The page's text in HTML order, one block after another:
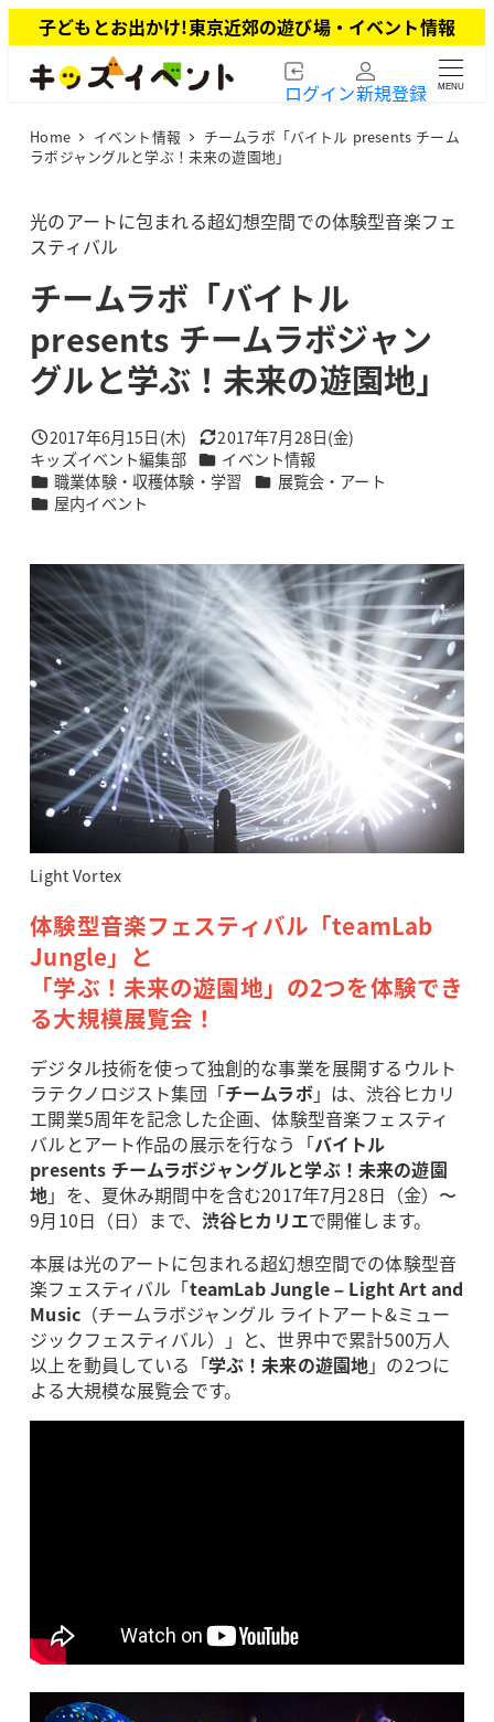
イ
子どもとお出かけ!東京近郊の遊び場・イベント情報
ログイン新規登録 MENU
Home イベント情報
チームラボ「バイトル presents チーム
ラボジャングルと学ぶ！未来の遊園地」
光のアートに包まれる超幻想空間での体験型音楽フェ
スティバル
チームラボ「バイトル
presents チームラボジャン
グルと学ぶ！未来の遊園地」
投稿日
2017年6月15日(木) 更新日
2017年7月28日(金)
著
者
キッズイベント編集部 カテゴリー
イベント情報
カテゴリー
職業体験・収穫体験・学習 カテゴリー
展覧会・アート
カテゴリー
屋内イベント
Light Vortex
体験型音楽フェスティバル「teamLab
Jungle」と
「学ぶ！未来の遊園地」の2つを体験でき
る大規模展覧会！
デジタル技術を使って独創的な事業を展開するウルト
ラテクノロジスト集団「チームラボ」は、渋谷ヒカリ
エ開業5周年を記念した企画、体験型音楽フェスティ
バルとアート作品の展示を行なう「バイトル
presents チームラボジャングルと学ぶ！未来の遊園
地」を、夏休み期間中を含む2017年7月28日（金）〜
9月10日（日）まで、 渋谷ヒカリエで開催します。
本展は光のアートに包まれる超幻想空間での体験型音
楽フェスティバル「teamLab Jungle – Light Art and
Music （チームラボジャングル ライトアート&ミュー
ジックフェスティバル）」と、世界中で累計500万人
以上を動員している「学ぶ！未来の遊園地」の2つに
よる大規模な展覧会です。